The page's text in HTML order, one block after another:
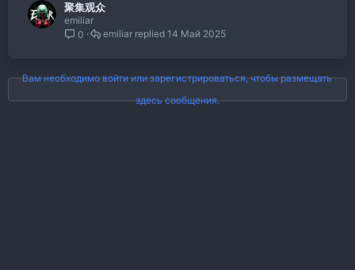
聚集观众
emiliar
0
14 Май 2025
emiliar
Вам необходимо войти или зарегистрироваться, чтобы размещать
здесь сообщения.